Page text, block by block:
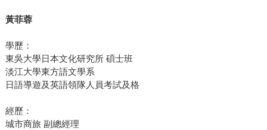
黃菲蓉
學歷：
東吳大學日本文化研究所 碩士班
淡江大學東方語文學系
日語導遊及英語領隊人員考試及格
經歷：
城市商旅 副總經理